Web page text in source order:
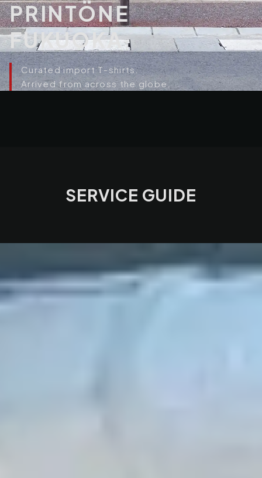
PRINTÖNE
FUKUOKA
Curated import T-shirts.
Arrived from across the globe.
SERVICE GUIDE